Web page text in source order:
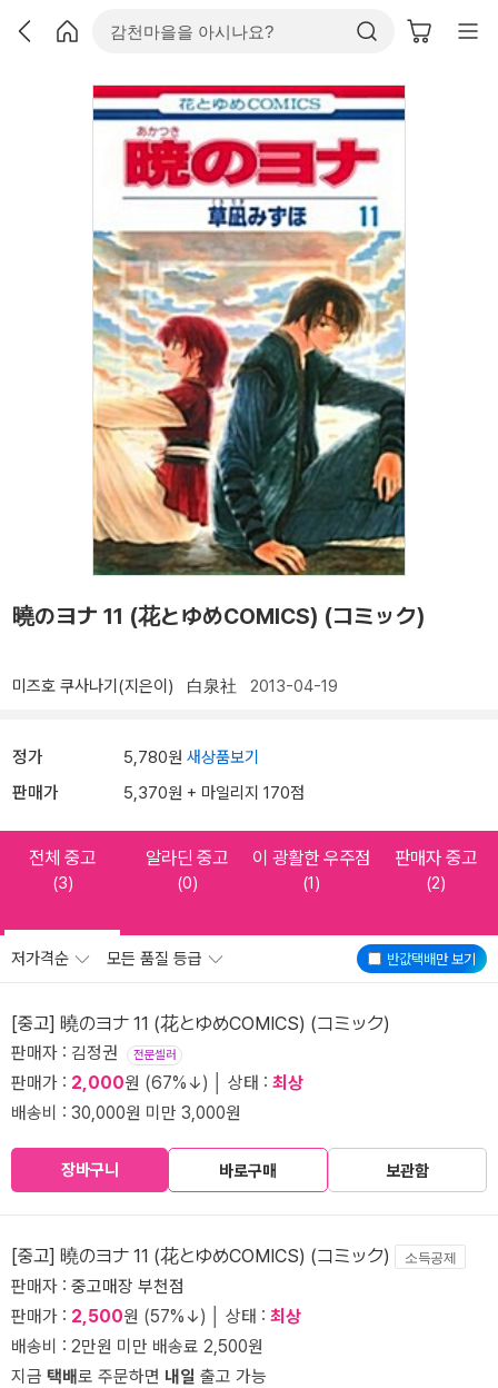
曉のヨナ 11 (花とゆめCOMICS) (コミック)
미즈호 쿠사나기(지은이) 白泉社 2013-04-19
정가 5,780원 새상품보기
판매가 5,370원 + 마일리지 170점
전체 중고
(3)
알라딘 중고
(0)
이 광활한 우주점
(1)
판매자 중고
(2)
반값택배만 보기
저가격순 모든 품질 등급
[중고] 曉のヨナ 11 (花とゆめCOMICS) (コミック)
판매자 : 김정권 전문셀러
판매가 : 2,000원 (67%↓) │ 상태 : 최상
배송비 : 30,000원 미만 3,000원
장바구니 바로구매 보관함
[중고] 曉のヨナ 11 (花とゆめCOMICS) (コミック) 소득공제
판매자 : 중고매장 부천점
판매가 : 2,500원 (57%↓) │ 상태 : 최상
배송비 : 2만원 미만 배송료 2,500원
지금 택배로 주문하면 내일 출고 가능